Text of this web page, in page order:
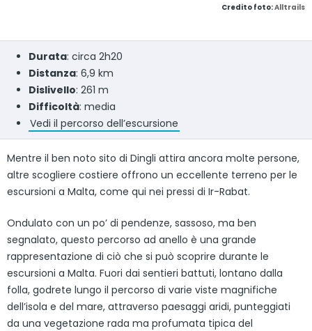
Credito foto:Alltrails
Durata: circa 2h20
Distanza: 6,9 km
Dislivello: 261 m
Difficoltà: media
Vedi il percorso dell’escursione
Mentre il ben noto sito di Dingli attira ancora molte persone,
altre scogliere costiere offrono un eccellente terreno per le
escursioni a Malta, come qui nei pressi di Ir-Rabat.
Ondulato con un po’ di pendenze, sassoso, ma ben
segnalato, questo percorso ad anello è una grande
rappresentazione di ciò che si può scoprire durante le
escursioni a Malta. Fuori dai sentieri battuti, lontano dalla
folla, godrete lungo il percorso di varie viste magnifiche
dell’isola e del mare, attraverso paesaggi aridi, punteggiati
da una vegetazione rada ma profumata tipica del